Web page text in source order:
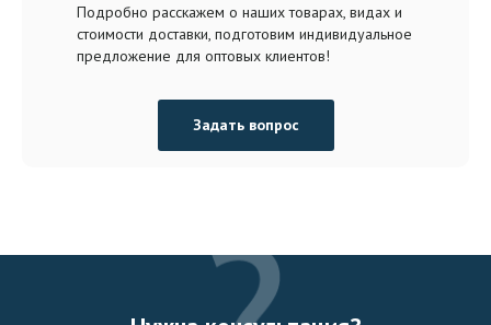
Подробно расскажем о наших товарах, видах и
стоимости доставки, подготовим индивидуальное
предложение для оптовых клиентов!
Задать вопрос